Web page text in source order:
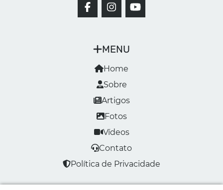
MENU
Home
Sobre
Artigos
Fotos
Vídeos
Contato
Política de Privacidade